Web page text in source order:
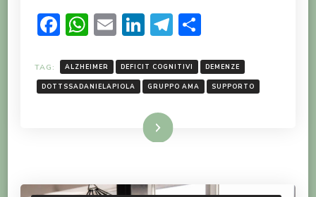
Facebook
WhatsApp
EmailLinkedIn
Telegram
TAG: ALZHEIMER DEFICIT COGNITIVI DEMENZE
DOTTSSADANIELAPIOLA GRUPPO AMA SUPPORTO
LEGGI TUTTO